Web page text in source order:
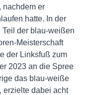
nachdem er
hatte. In der
der blau-weißen
Meisterschaft
der Linksfuß zum
2023 an die Spree
das blau-weiße
erzielte dabei acht